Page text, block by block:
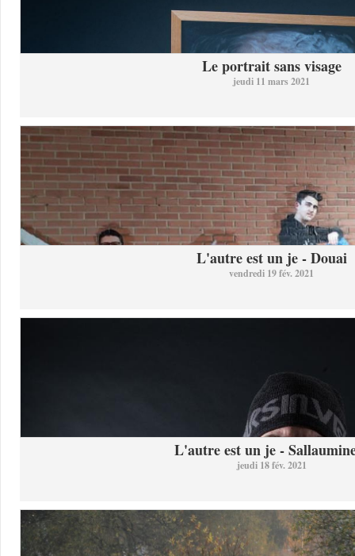
Le portrait sans visage
jeudi 11 mars 2021
L'autre est un je - Douai
vendredi 19 fév. 2021
L'autre est un je -
jeudi 18 fév. 2021